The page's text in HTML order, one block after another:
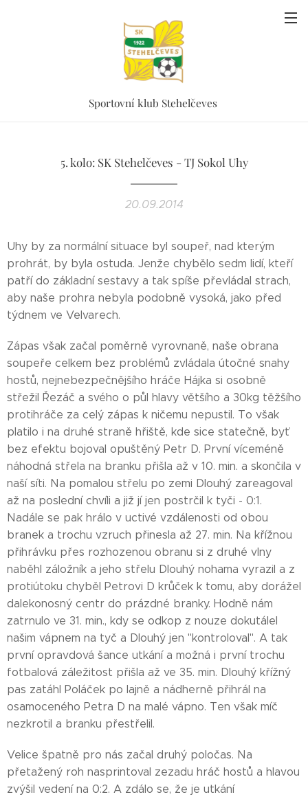
Sportovní klub Stehelčeves
5. kolo: SK Stehelčeves - TJ Sokol Uhy
20.09.2014
Uhy by za normální situace byl soupeř, nad kterým
prohrát, by byla ostuda. Jenže chybělo sedm lidí, kteří
patří do základní sestavy a tak spíše převládal strach,
aby naše prohra nebyla podobně vysoká, jako před
týdnem ve Velvarech.
Zápas však začal poměrně vyrovnaně, naše obrana
soupeře celkem bez problémů zvládala útočné snahy
hostů, nejnebezpečnějšího hráče Hájka si osobně
střežil Řezáč a svého o půl hlavy většího a 30kg těžšího
protihráče za celý zápas k ničemu nepustil. To však
platilo i na druhé straně hřiště, kde sice statečně, byť
bez efektu bojoval opuštěný Petr D. První víceméně
náhodná střela na branku přišla až v 10. min. a skončila v
naší síti. Na pomalou střelu po zemi Dlouhý zareagoval
až na poslední chvíli a již jí jen postrčil k tyči - 0:1.
Nadále se pak hrálo v uctivé vzdálenosti od obou
branek a trochu vzruch přinesla až 27. min. Na křížnou
přihrávku přes rozhozenou obranu si z druhé vlny
naběhl záložník a jeho střelu Dlouhý nohama vyrazil a z
protiútoku chyběl Petrovi D krůček k tomu, aby dorážel
dalekonosný centr do prázdné branky. Hodně nám
zatrnulo ve 31. min., kdy se odkop z nouze dokutálel
našim vápnem na tyč a Dlouhý jen "kontroloval". A tak
první opravdová šance utkání a možná i první trochu
fotbalová záležitost přišla až ve 35. min. Dlouhý křížný
pas zatáhl Poláček po lajně a nádherně přihrál na
osamoceného Petra D na malé vápno. Ten však míč
nezkrotil a branku přestřelil.
Velice špatně pro nás začal druhý poločas. Na
přetažený roh nasprintoval zezadu hráč hostů a hlavou
zvýšil vedení na 0:2. A zdálo se, že je utkání